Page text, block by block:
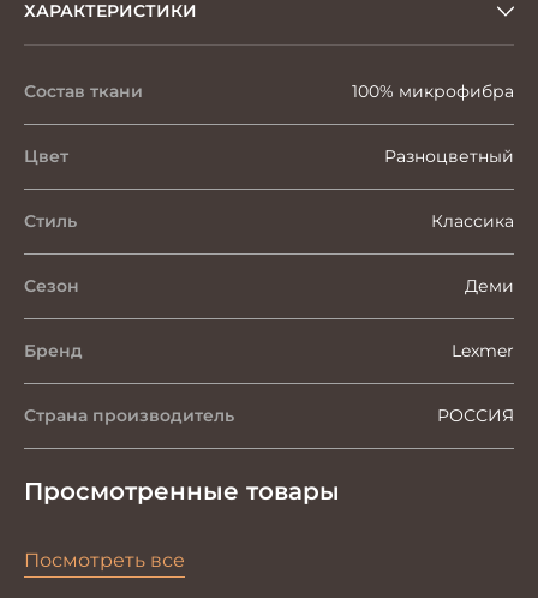
ХАРАКТЕРИСТИКИ
Состав ткани 100% микрофибра
Цвет Разноцветный
Стиль Классика
Сезон Деми
Бренд Lexmer
Страна производитель РОССИЯ
Просмотренные товары
Посмотреть все